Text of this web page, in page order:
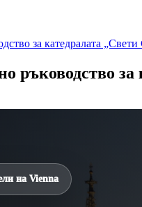
за катедралата
ръководство за
на Vienna